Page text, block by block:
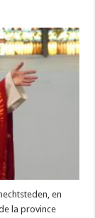
en
la province